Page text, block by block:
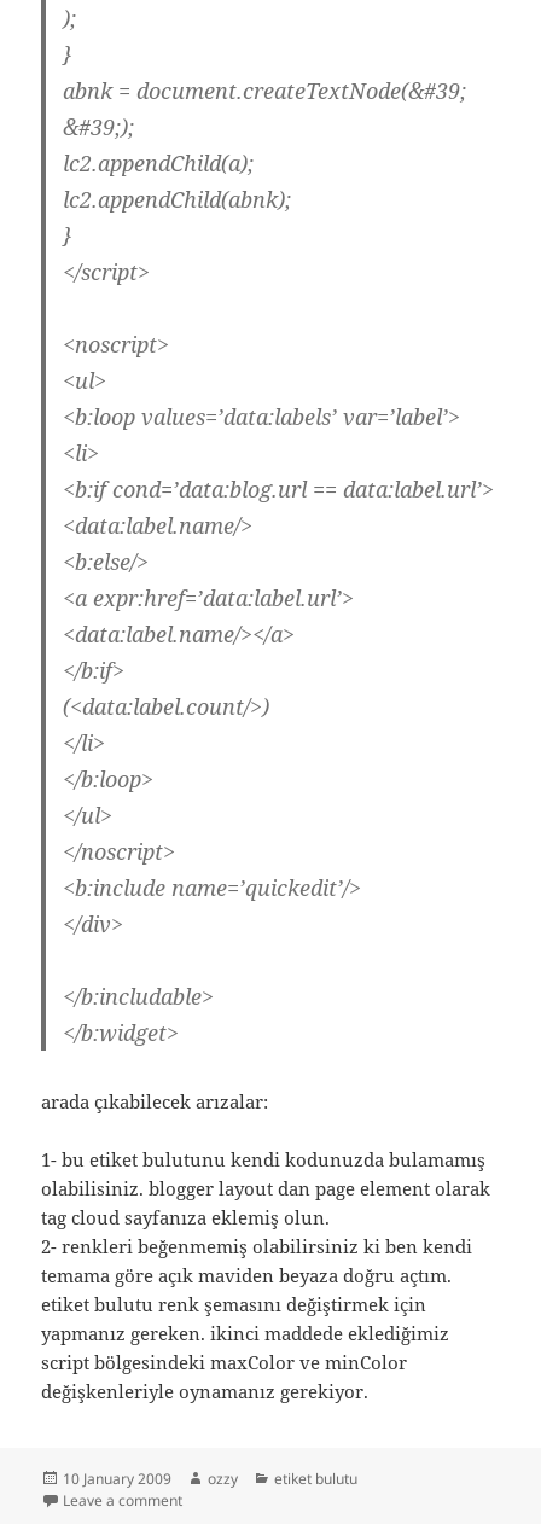
);
}
abnk = document.createTextNode(&#39;
&#39;);
lc2.appendChild(a);
lc2.appendChild(abnk);
}
</script>
<noscript>
<ul>
<b:loop values=’data:labels’ var=’label’>
<li>
<b:if cond=’data:blog.url == data:label.url’>
<data:label.name/>
<b:else/>
<a expr:href=’data:label.url’>
<data:label.name/></a>
</b:if>
(<data:label.count/>)
</li>
</b:loop>
</ul>
</noscript>
<b:include name=’quickedit’/>
</div>
</b:includable>
</b:widget>
arada çıkabilecek arızalar:
1- bu etiket bulutunu kendi kodunuzda bulamamış
olabilisiniz. blogger layout dan page element olarak
tag cloud sayfanıza eklemiş olun.
2- renkleri beğenmemiş olabilirsiniz ki ben kendi
temama göre açık maviden beyaza doğru açtım.
etiket bulutu renk şemasını değiştirmek için
yapmanız gereken. ikinci maddede eklediğimiz
script bölgesindeki maxColor ve minColor
değişkenleriyle oynamanız gerekiyor.
Posted
on
10 January 2009 Author
ozzy Categories
etiket bulutu
Leave a commenton blogger etiket bulutu